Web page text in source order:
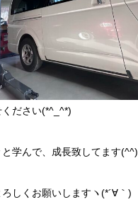
ださい(*^_^*)
学んで、成長致してます(^^)
しくお願いしますヽ(*´∀｀)